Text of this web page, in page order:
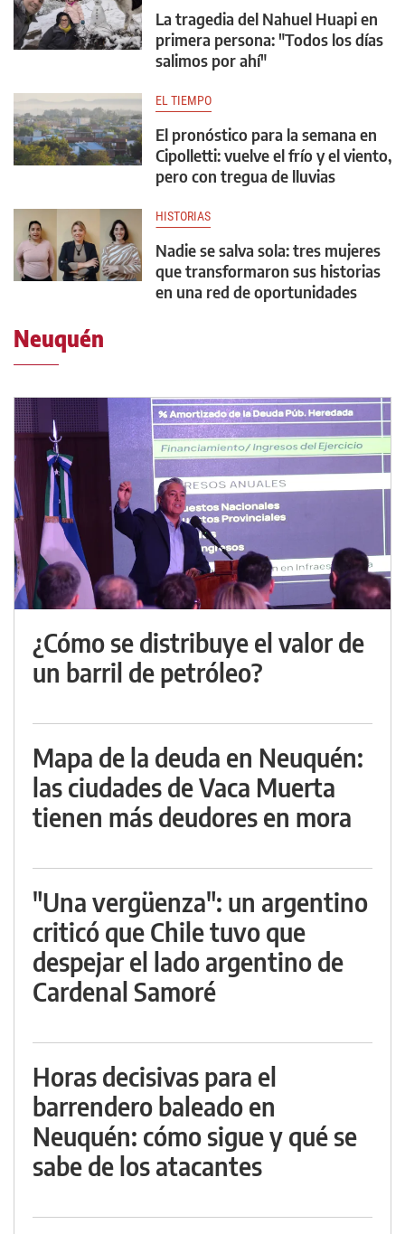
La tragedia del Nahuel Huapi en
primera persona: "Todos los días
salimos por ahí"
EL TIEMPO
El pronóstico para la semana en
Cipolletti: vuelve el frío y el viento,
pero con tregua de lluvias
HISTORIAS
Nadie se salva sola: tres mujeres
que transformaron sus historias
en una red de oportunidades
Neuquén
¿Cómo se distribuye el valor de
un barril de petróleo?
Mapa de la deuda en Neuquén:
las ciudades de Vaca Muerta
tienen más deudores en mora
"Una vergüenza": un argentino
criticó que Chile tuvo que
despejar el lado argentino de
Cardenal Samoré
Horas decisivas para el
barrendero baleado en
Neuquén: cómo sigue y qué se
sabe de los atacantes